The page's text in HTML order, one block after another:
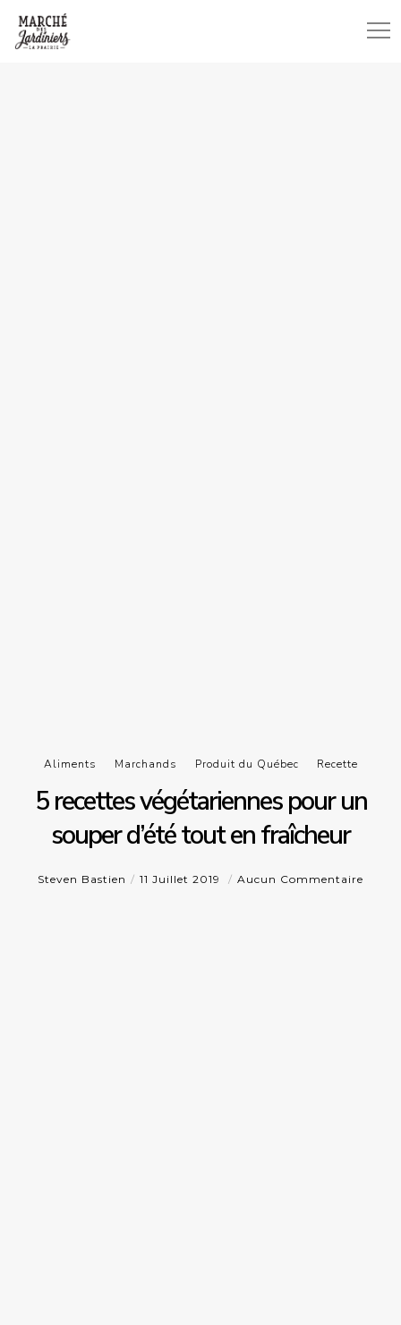
Aliments Marchands Produit du Québec Recette
5 recettes végétariennes pour un
souper d’été tout en fraîcheur
Steven Bastien 11 Juillet 2019 Aucun Commentaire